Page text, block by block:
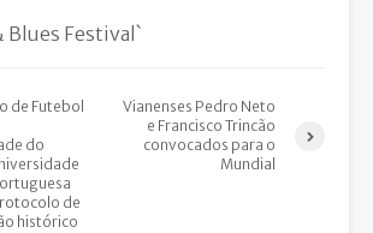
Blues Festival`
de Futebol
do
de
histórico
Vianenses Pedro Neto
e Francisco Trincão
convocados para o
Mundial